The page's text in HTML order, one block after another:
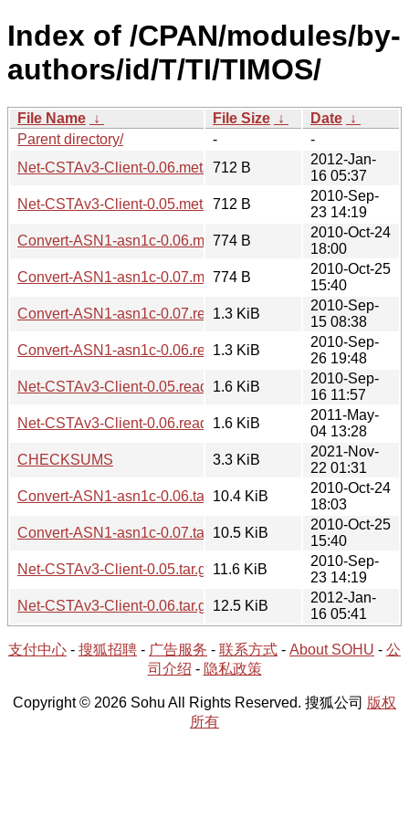
Index of /CPAN/modules/by-
authors/id/T/TI/TIMOS/
File Name ↓ File Size ↓ Date ↓
Parent directory/
-
-
Net-CSTAv3-Client-0.06.meta 712 B
2012-Jan-
16 05:37
Net-CSTAv3-Client-0.05.meta 712 B
2010-Sep-
23 14:19
Convert-ASN1-asn1c-0.06.meta774 B
2010-Oct-24
18:00
Convert-ASN1-asn1c-0.07.meta774 B
2010-Oct-25
15:40
Convert-ASN1-asn1c-0.07.readme
1.3 KiB
2010-Sep-
15 08:38
Convert-ASN1-asn1c-0.06.readme
1.3 KiB
2010-Sep-
26 19:48
Net-CSTAv3-Client-0.05.readme1.6 KiB
2010-Sep-
16 11:57
Net-CSTAv3-Client-0.06.readme1.6 KiB
2011-May-
04 13:28
CHECKSUMS
3.3 KiB
2021-Nov-
22 01:31
Convert-ASN1-asn1c-0.06.tar.gz10.4 KiB
2010-Oct-24
18:03
Convert-ASN1-asn1c-0.07.tar.gz10.5 KiB
2010-Oct-25
15:40
Net-CSTAv3-Client-0.05.tar.gz 11.6 KiB
2010-Sep-
23 14:19
Net-CSTAv3-Client-0.06.tar.gz 12.5 KiB
2012-Jan-
16 05:41
支付中心 - 搜狐招聘 - 广告服务 - 联系方式 - About SOHU - 公
司介绍 - 隐私政策
Copyright © 2026 Sohu All Rights Reserved. 搜狐公司 版权
所有